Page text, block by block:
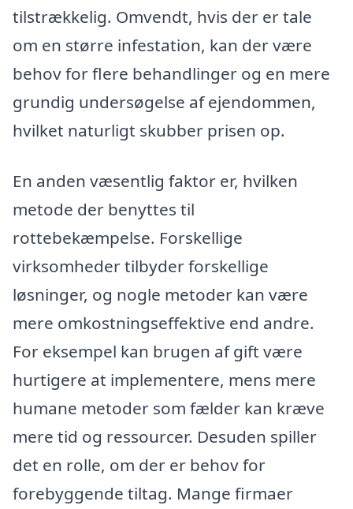
tilstrækkelig. Omvendt, hvis der er tale
om en større infestation, kan der være
behov for flere behandlinger og en mere
grundig undersøgelse af ejendommen,
hvilket naturligt skubber prisen op.
En anden væsentlig faktor er, hvilken
metode der benyttes til
rottebekæmpelse. Forskellige
virksomheder tilbyder forskellige
løsninger, og nogle metoder kan være
mere omkostningseffektive end andre.
For eksempel kan brugen af gift være
hurtigere at implementere, mens mere
humane metoder som fælder kan kræve
mere tid og ressourcer. Desuden spiller
det en rolle, om der er behov for
forebyggende tiltag. Mange firmaer